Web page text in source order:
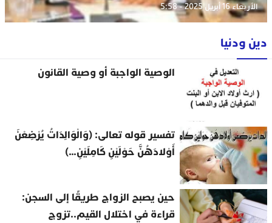
الأربعاء 16 أبريل 2025 - 5:58
دين ودنيا
الوصية الواجبة أو وصية القانون
تفسير قوله تعالى: (وَالْوَالِدَاتُ يُرْضِعْنَ
أَوْلادَهُنَّ حَوْلَيْنِ كَامِلَيْنِ…)
حين يصبح الزواج طريقًا إلى السجن:
قراءة في اختلال القيم..تزوج